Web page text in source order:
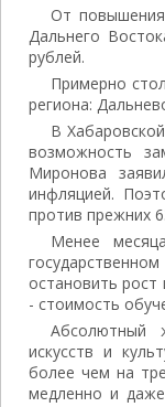
От
Дальнего
рублей.
Примерно
региона:
В
возможность
Миронова
инфляцией.
против прежних
Менее
остановить рост
- стоимость
Абсолютный
искусств и
более чем на
медленно и